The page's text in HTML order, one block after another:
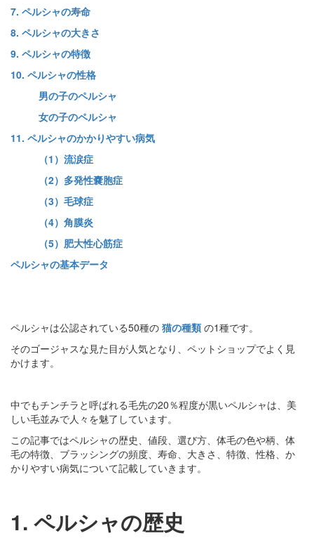
7. ペルシャの寿命
8. ペルシャの大きさ
9. ペルシャの特徴
10. ペルシャの性格
男の子のペルシャ
女の子のペルシャ
11. ペルシャのかかりやすい病気
（1）流涙症
（2）多発性嚢胞症
（3）毛球症
（4）角膜炎
（5）肥大性心筋症
ペルシャの基本データ
ペルシャは公認されている50種の 猫の種類 の1種です。
そのゴージャスな見た目が人気となり、ペットショップでよく見
かけます。
中でもチンチラと呼ばれる毛先の20％程度が黒いペルシャは、美
しい毛並みで人々を魅了しています。
この記事ではペルシャの歴史、値段、選び方、体毛の色や柄、体
毛の特徴、ブラッシングの頻度、寿命、大きさ、特徴、性格、か
かりやすい病気について記載していきます。
1. ペルシャの歴史